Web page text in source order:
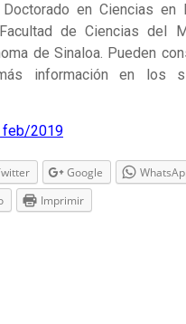
en Ciencias en
de Ciencias del
de Sinaloa. Pueden
información en los
feb/2019
Google
Imprimir